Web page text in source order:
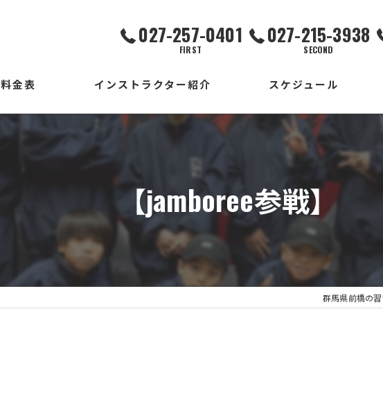
027-257-0401
FIRST
027-215-3938
SECOND
料金表 インストラクター紹介 スケジュール
FIRST校
SECOND校
THIRD校
出張校
【jamboree参戦】
群馬県前橋の習